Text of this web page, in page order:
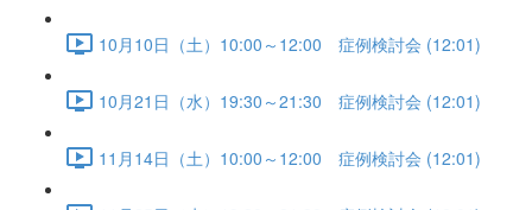
10月10日（土）10:00～12:00 症例検討会 (12:01)
10月21日（水）19:30～21:30 症例検討会 (12:01)
11月14日（土）10:00～12:00 症例検討会 (12:01)